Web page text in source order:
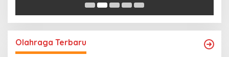
Olahraga Terbaru